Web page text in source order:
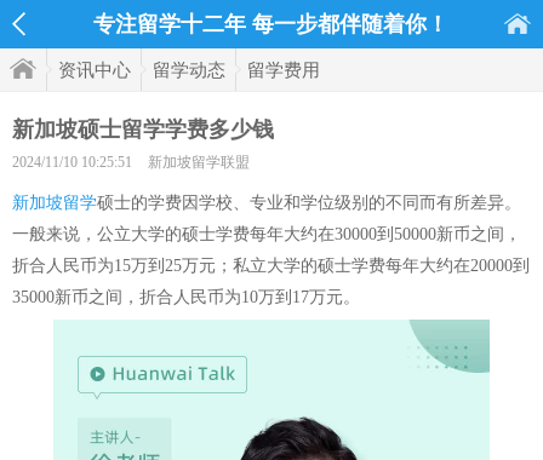
专注留学十二年 每一步都伴随着你！
资讯中心 留学动态 留学费用
新加坡硕士留学学费多少钱
2024/11/10 10:25:51 新加坡留学联盟
新加坡留学硕士的学费因学校、专业和学位级别的不同而有所差异。
一般来说，公立大学的硕士学费每年大约在30000到50000新币之间，
折合人民币为15万到25万元；私立大学的硕士学费每年大约在20000到
35000新币之间，折合人民币为10万到17万元。